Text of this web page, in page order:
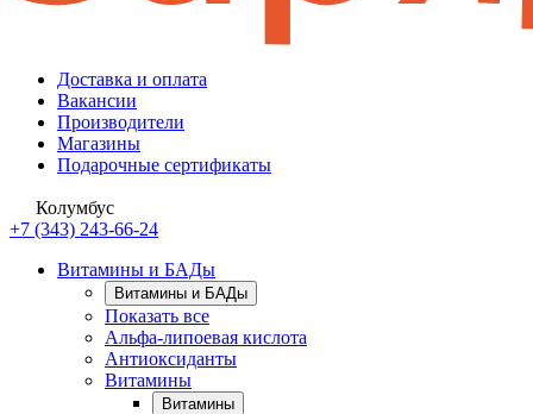
Доставка и оплата
Вакансии
Производители
Магазины
Подарочные сертификаты
Колумбус
+7 (343) 243-66-24
Витамины и БАДы
Витамины и БАДы
Показать все
Альфа-липоевая кислота
Антиоксиданты
Витамины
Витамины